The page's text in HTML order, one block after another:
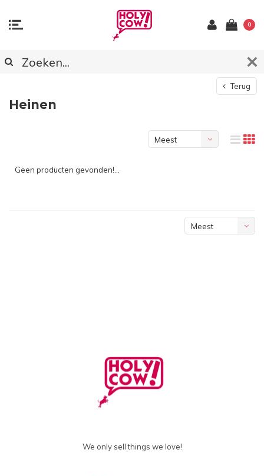
0
Terug
Heinen
Meest
Geen producten gevonden!...
Meest
We only sell things we love!